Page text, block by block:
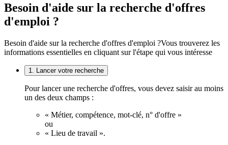
Besoin d'aide sur la recherche d'offres
d'emploi ?
Besoin d'aide sur la recherche d'offres d'emploi ?Vous trouverez les
informations essentielles en cliquant sur l'étape qui vous intéresse
1. Lancer votre recherche
Pour lancer une recherche d'offres, vous devez saisir au moins
un des deux champs :
« Métier, compétence, mot-clé, n° d'offre »
ou
« Lieu de travail ».